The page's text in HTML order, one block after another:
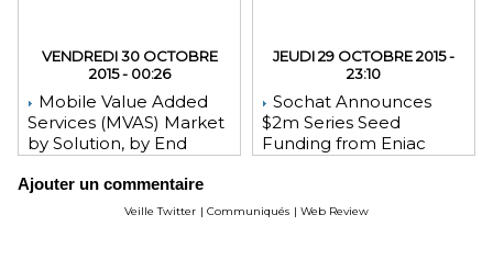
VENDREDI 30 OCTOBRE
2015 - 00:26
Mobile Value Added
Services (MVAS) Market
by Solution, by End
Geography - Global
Forecast and Analysis to
JEUDI 29 OCTOBRE 2015 -
23:10
Sochat Announces
$2m Series Seed
Funding from Eniac
Zhang
Ajouter un commentaire
Veille Twitter | Communiqués | Web Review